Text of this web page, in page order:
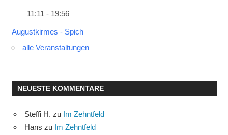
11:11 - 19:56
Augustkirmes - Spich
alle Veranstaltungen
NEUESTE KOMMENTARE
Steffi H. zu Im Zehntfeld
Hans zu Im Zehntfeld